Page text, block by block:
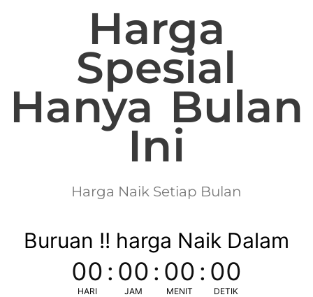
Harga
Spesial
Hanya Bulan
Ini
Harga Naik Setiap Bulan
Buruan !! harga Naik Dalam
00
HARI
: 00
JAM
: 00
MENIT
: 00
DETIK